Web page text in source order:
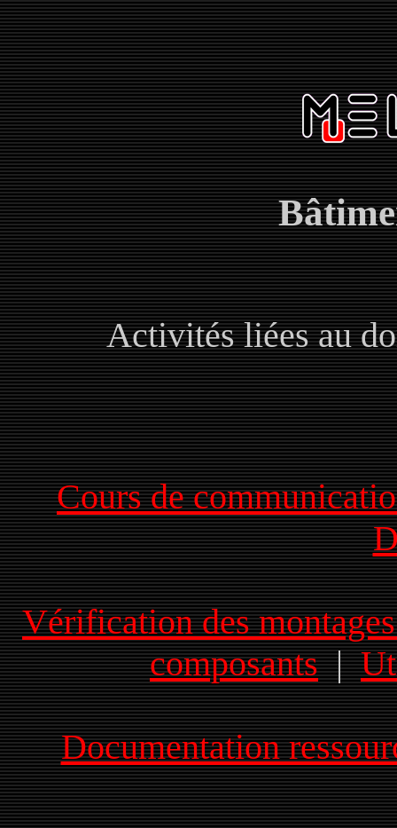
Activités liées au
Cours de
Vérification des
composants|
Documentation